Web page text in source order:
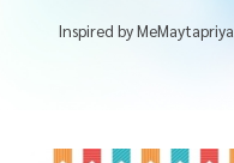
Inspired byMeMaytapriya